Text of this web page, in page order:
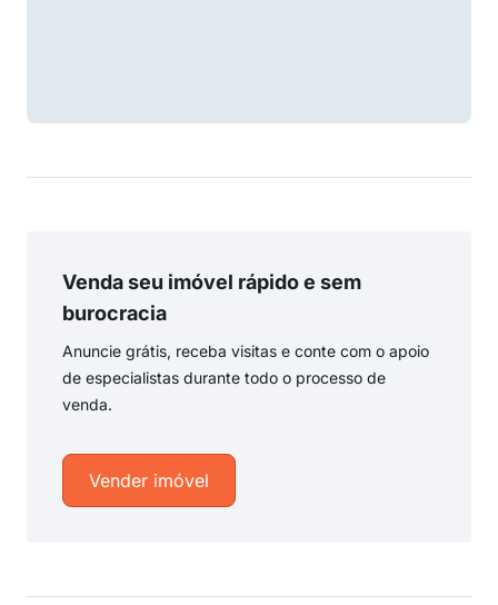
Venda seu imóvel rápido e sem
burocracia
Anuncie grátis, receba visitas e conte com o apoio
de especialistas durante todo o processo de
venda.
Vender imóvel